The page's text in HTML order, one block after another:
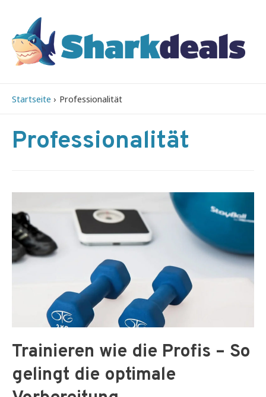
Startseite Professionalität
Professionalität
Trainieren wie die Profis – So
gelingt die optimale